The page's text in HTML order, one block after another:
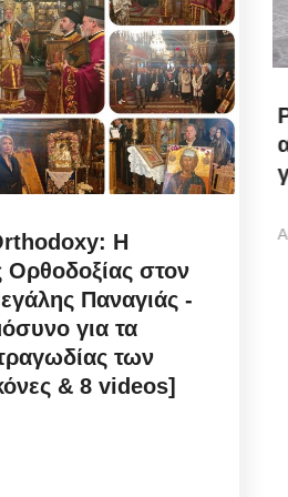
Η
Ορθοδοξίας στον
Παναγιάς -
για τα
των
& 8 videos]
Συνελήφθη
στην Μύκονο,
/ Στην Μύκονο, συνελήφθη
υπηρετεί στη Γενική...